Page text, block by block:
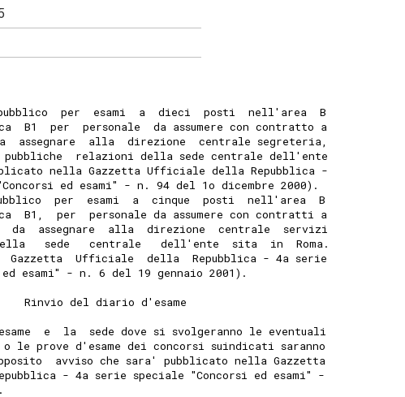
per  esami  a  dieci  posti  nell'area  B
B1  per  personale  da assumere con contratto a
assegnare  alla  direzione  centrale segreteria,
pubbliche  relazioni della sede centrale dell'ente
nella Gazzetta Ufficiale della Repubblica -
ed esami" - n. 94 del 1o dicembre 2000).
per  esami  a  cinque  posti  nell'area  B
B1,  per  personale da assumere con contratti a
da  assegnare  alla  direzione  centrale  servizi
sede   centrale   dell'ente  sita  in  Roma.
Gazzetta  Ufficiale  della  Repubblica - 4a serie
esami" - n. 6 del 19 gennaio 2001).
Rinvio del diario d'esame
e  la  sede dove si svolgeranno le eventuali
le prove d'esame dei concorsi suindicati saranno
avviso che sara' pubblicato nella Gazzetta
- 4a serie speciale "Concorsi ed esami" -